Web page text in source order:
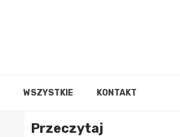
WSZYSTKIE KONTAKT
Przeczytaj